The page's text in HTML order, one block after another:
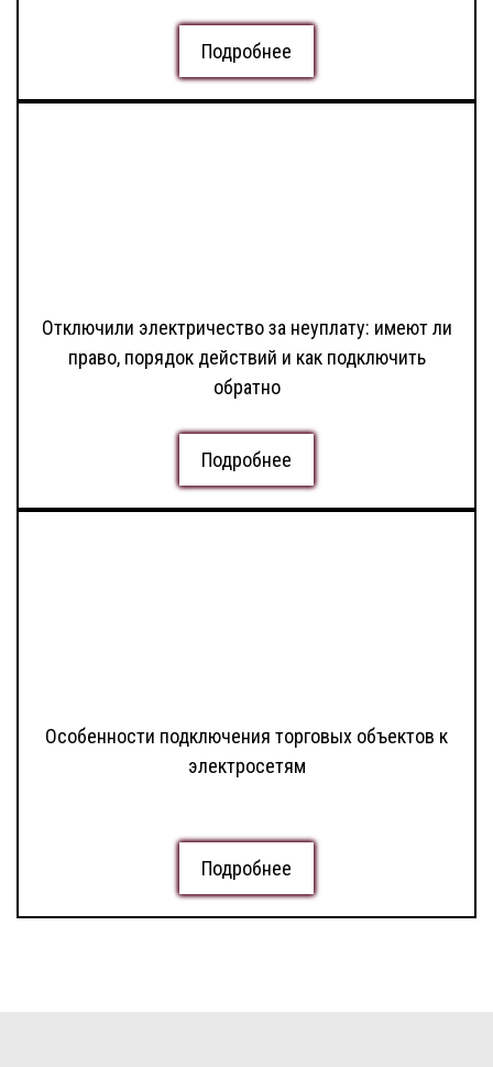
Подробнее
Отключили электричество за неуплату: имеют ли
право, порядок действий и как подключить
обратно
Подробнее
Особенности подключения торговых объектов к
электросетям
Подробнее